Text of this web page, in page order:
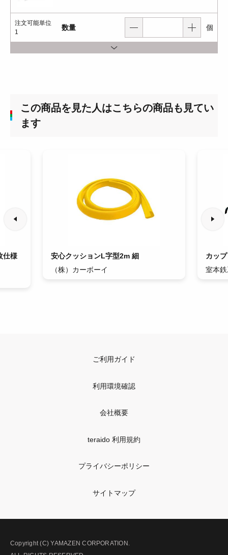
注文可能単位
1
数量 個
この商品を見た人はこちらの商品も見てい
ます
仕様
安心クッションL字型2m 細
（株）カーボーイ
カッ
室本
ご利用ガイド
利用環境確認
会社概要
teraido 利用規約
プライバシーポリシー
サイトマップ
Copyright (C) YAMAZEN CORPORATION.